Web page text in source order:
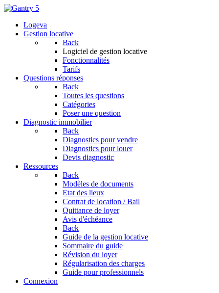
Logeva
Gestion locative
Back
Logiciel de gestion locative
Fonctionnalités
Tarifs
Questions réponses
Back
Toutes les questions
Catégories
Poser une question
Diagnostic immobilier
Back
Diagnostics pour vendre
Diagnostics pour louer
Devis diagnostic
Ressources
Back
Modèles de documents
Etat des lieux
Contrat de location / Bail
Quittance de loyer
Avis d'échéance
Back
Guide de la gestion locative
Sommaire du guide
Révision du loyer
Régularisation des charges
Guide pour professionnels
Connexion